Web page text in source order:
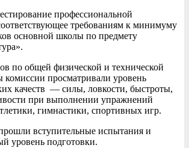
профессиональной
требованиям к минимуму
основной школы по предмету
по общей физической и технической
комиссии просматривали уровень
качеств — силы, ловкости, быстроты,
при выполнении упражнений
гимнастики, спортивных игр.
вступительные испытания и
уровень подготовки.